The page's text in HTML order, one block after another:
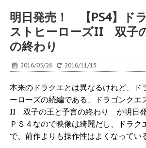
明日発売！ 【PS4】ド
ストヒーローズII 双子
の終わり
2016/05/26 2016/11/15
本来のドラクエとは異なるけれど、ド
ーローズの続編である、ドラゴンクエ
II 双子の王と予言の終わり が明日発
ＰＳ４なので映像は綺麗だし、ドラク
で、前作よりも操作性はよくなってい